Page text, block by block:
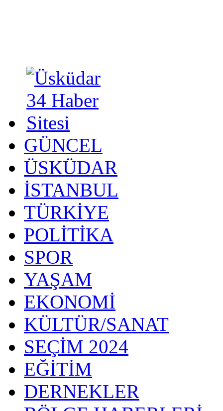
GÜNCEL
ÜSKÜDAR
İSTANBUL
TÜRKİYE
POLİTİKA
SPOR
YAŞAM
EKONOMİ
KÜLTÜR/SANAT
SEÇİM 2024
EĞİTİM
DERNEKLER